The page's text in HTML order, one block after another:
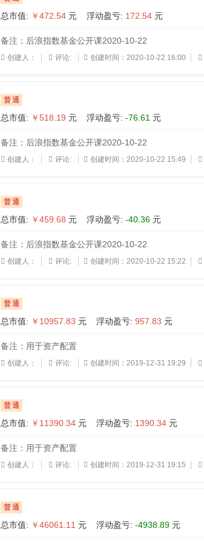
总市值: ￥472.54 元 浮动盈亏: 172.54 元
备注：后浪指数基金公开课2020-10-22
创建人： 评论: 创建时间：2020-10-22 16:00
普通
总市值: ￥518.19 元 浮动盈亏: -76.61 元
备注：后浪指数基金公开课2020-10-22
创建人： 评论: 创建时间：2020-10-22 15:49
普通
总市值: ￥459.68 元 浮动盈亏: -40.36 元
备注：后浪指数基金公开课2020-10-22
创建人： 评论: 创建时间：2020-10-22 15:22
普通
总市值: ￥10957.83 元 浮动盈亏: 957.83 元
备注：用于资产配置
创建人： 评论: 创建时间：2019-12-31 19:29
普通
总市值: ￥11390.34 元 浮动盈亏: 1390.34 元
备注：用于资产配置
创建人： 评论: 创建时间：2019-12-31 19:15
普通
总市值: ￥46061.11 元 浮动盈亏: -4938.89 元